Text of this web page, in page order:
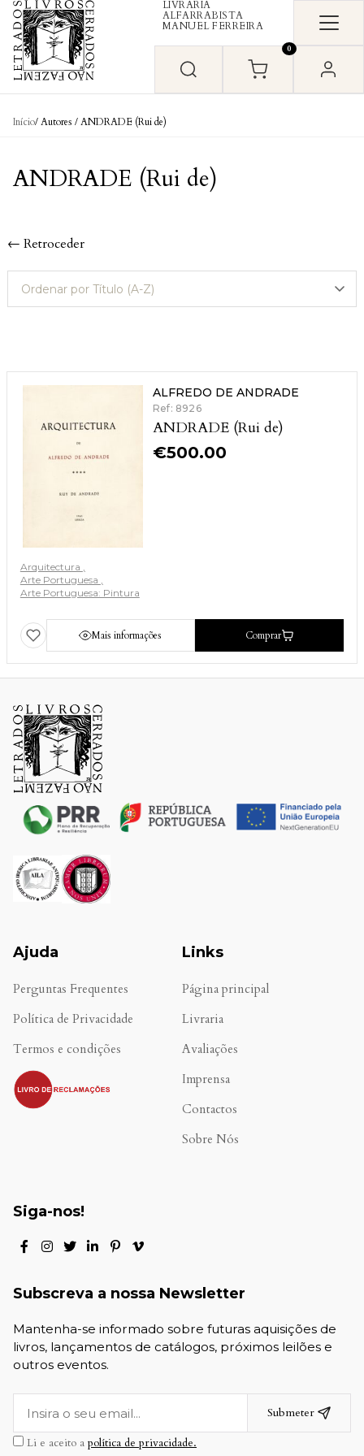
Skip to content
LIVRARIA
ALFARRABISTA
MANUEL FERREIRA
0
Início/ Autores / ANDRADE (Rui de)
ANDRADE (Rui de)
← Retroceder
ALFREDO DE ANDRADE
Ref: 8926
ANDRADE (Rui de)
€500.00
Arquitectura
Arte Portuguesa
Arte Portuguesa: Pintura
Mais informações Comprar
Ajuda
Perguntas Frequentes
Política de Privacidade
Termos e condições
.
Links
Página principal
Livraria
Avaliações
Imprensa
Contactos
Sobre Nós
Siga-nos!
Subscreva a nossa Newsletter
Mantenha-se informado sobre futuras aquisições de
livros, lançamentos de catálogos, próximos leilões e
outros eventos.
Submeter
Li e aceito a política de privacidade.